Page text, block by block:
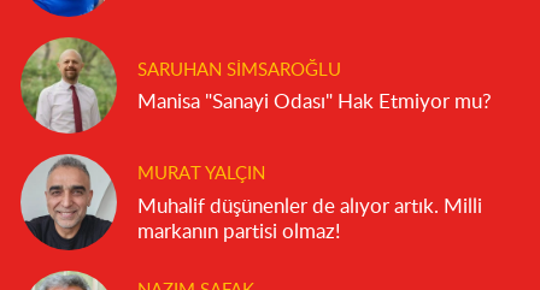
SARUHAN SIMSAROĞLU
Manisa "Sanayi Odası" Hak Etmiyor mu?
MURAT YALÇIN
Muhalif düşünenler de alıyor artık. Milli
markanın partisi olmaz!